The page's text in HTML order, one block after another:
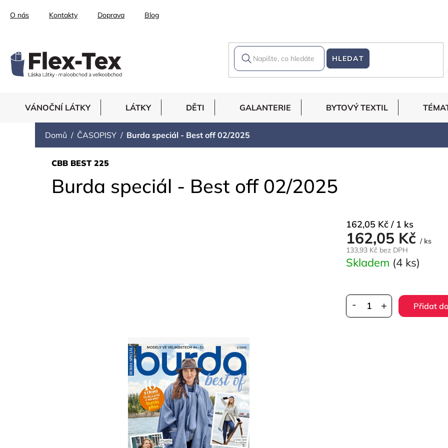
O nás Kontakty Doprava Blog
HLEDAT
VÁNOČNÍ LÁTKY LÁTKY DĚTI GALANTERIE BYTOVÝ TEXTIL
Domů ČASOPISY Burda speciál - Best off 02/2025
Burda speciál - Best off 02/2025
CBB BEST 225
162,05 Kč / ks
133,93 Kč bez DPH
Měrná
cena:
162,05 Kč / 1 ks
Skladem (4 ks)
Přidat